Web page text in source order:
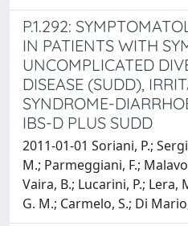
P.1.292:
IN PATIENTS WITH
UNCOMPLICATED
DISEASE (SUDD),
SYNDROME-
IBS-D PLUS SUDD
2011-01-01 Soriani, P.;
M.; Parmeggiani, F.;
Vaira, B.; Lucarini, P.; Lera,
G. M.; Carmelo, S.; Di